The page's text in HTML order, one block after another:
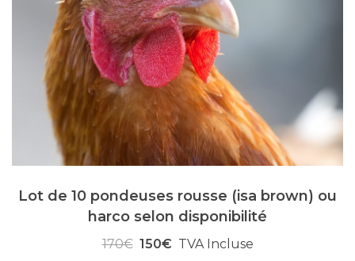
Lot de 10 pondeuses rousse (isa brown) ou
harco selon disponibilité
170€ 150€ TVA Incluse